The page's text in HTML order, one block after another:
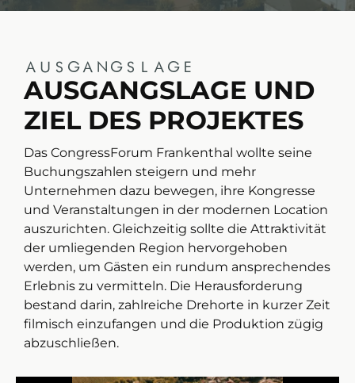
AUSGANGSLAGE
AUSGANGSLAGE UND
ZIEL DES PROJEKTES
Das CongressForum Frankenthal wollte seine
Buchungszahlen steigern und mehr
Unternehmen dazu bewegen, ihre Kongresse
und Veranstaltungen in der modernen Location
auszurichten. Gleichzeitig sollte die Attraktivität
der umliegenden Region hervorgehoben
werden, um Gästen ein rundum ansprechendes
Erlebnis zu vermitteln. Die Herausforderung
bestand darin, zahlreiche Drehorte in kurzer Zeit
filmisch einzufangen und die Produktion zügig
abzuschließen.